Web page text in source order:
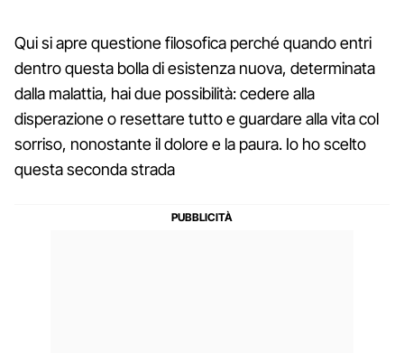
Qui si apre questione filosofica perché quando entri
dentro questa bolla di esistenza nuova, determinata
dalla malattia, hai due possibilità: cedere alla
disperazione o resettare tutto e guardare alla vita col
sorriso, nonostante il dolore e la paura. Io ho scelto
questa seconda strada